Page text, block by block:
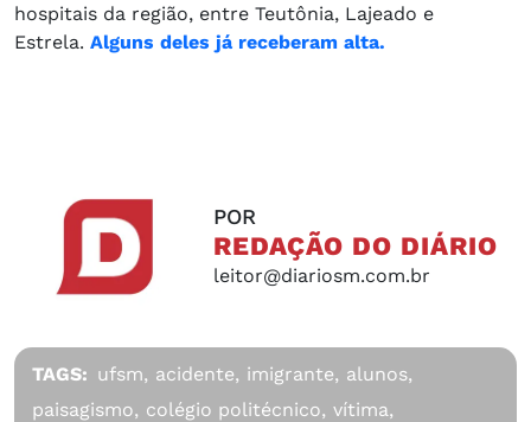
hospitais da região, entre Teutônia, Lajeado e
Estrela. Alguns deles já receberam alta.
POR
REDAÇÃO DO DIÁRIO
leitor@diariosm.com.br
TAGS: ufsm, acidente, imigrante, alunos,
paisagismo, colégio politécnico, vítima,